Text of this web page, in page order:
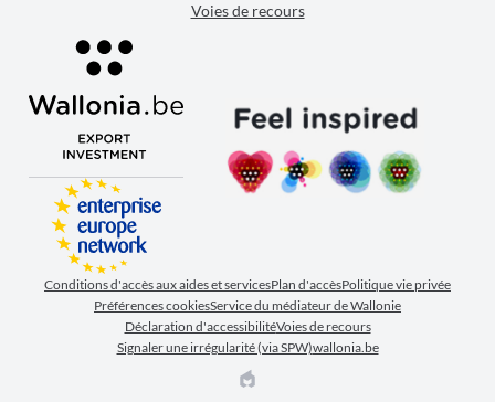
Voies de recours
Conditions d'accès aux aides et servicesPlan d'accèsPolitique vie privée
Préférences cookiesService du médiateur de Wallonie
Déclaration d'accessibilitéVoies de recours
Signaler une irrégularité (via SPW)wallonia.be